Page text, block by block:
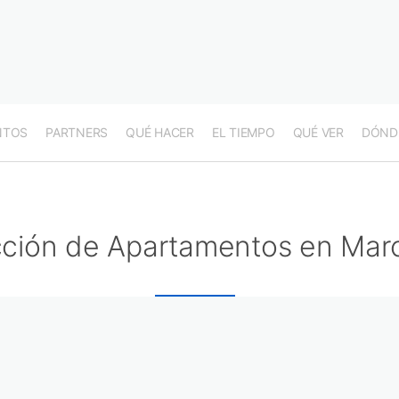
PARTNERS QUÉ HACER EL TIEMPO QUÉ VER
de Apartamentos en